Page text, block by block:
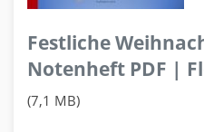
Festliche
Notenheft PDF |
(7,1 MB)